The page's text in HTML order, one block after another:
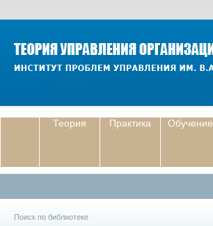
Теория Практика Обучение
Поиск по библиотеке